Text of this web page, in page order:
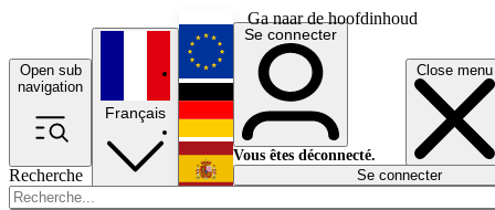
Ga naar de hoofdinhoud
Open sub
navigation
Close menu
Recherche
Français
English
Deutsch
Español
Se connecter
Vous êtes déconnecté.
Se connecter